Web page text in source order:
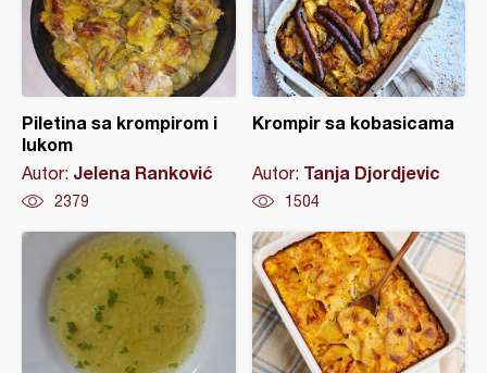
Piletina sa krompirom i
lukom
Autor: Jelena Ranković
2379
Krompir sa kobasicama
Autor: Tanja Djordjevic
1504